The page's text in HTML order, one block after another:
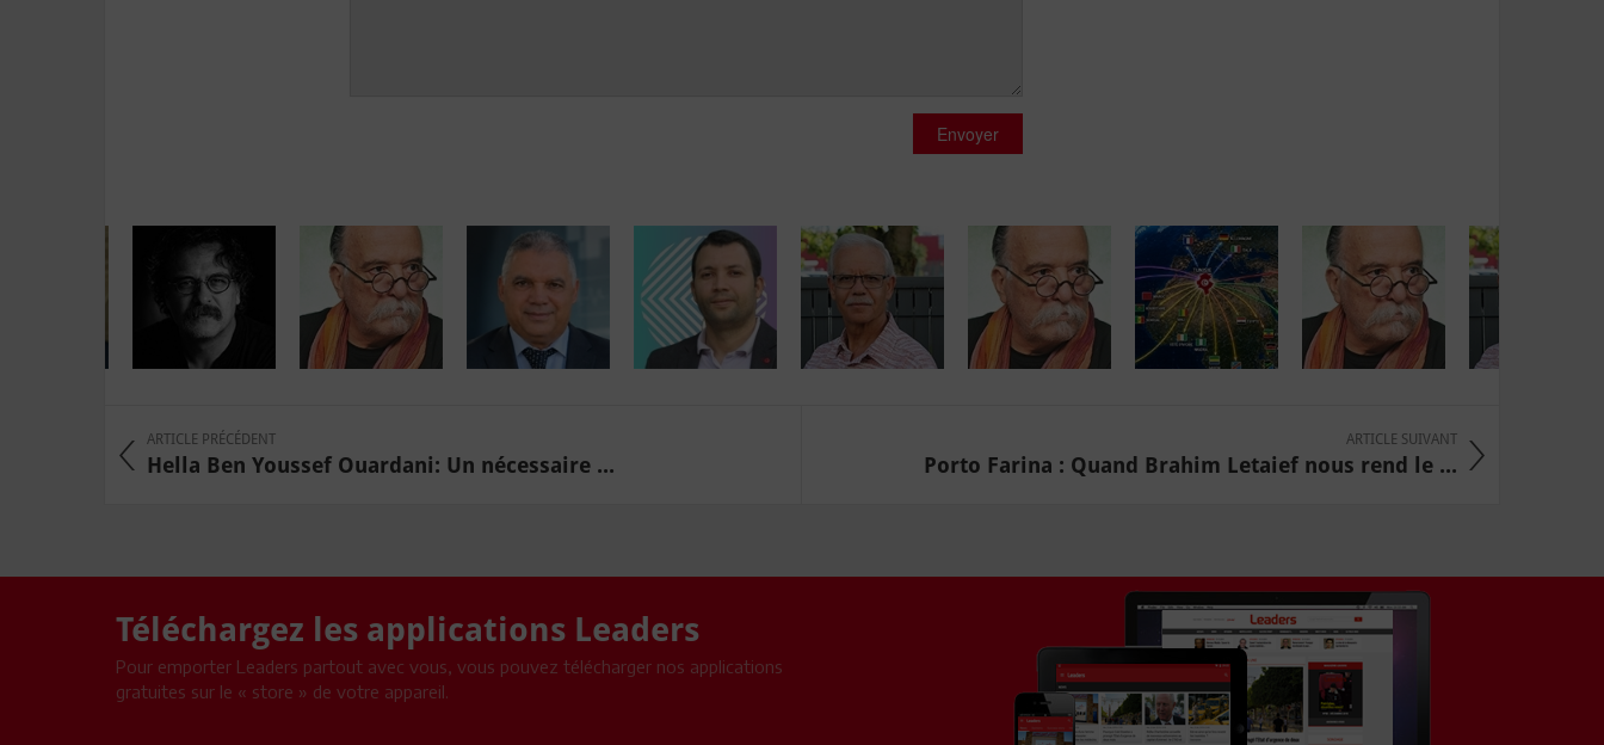
Envoyer
ARTICLE PRÉCÉDENT
Hella Ben Youssef Ouardani: Un nécessaire ...
ARTICLE SUIVANT
Porto Farina : Quand Brahim Letaief nous rend le ...
Téléchargez les applications Leaders
Pour emporter Leaders partout avec vous, vous pouvez télécharger nos applications
gratuites sur le « store » de votre appareil.